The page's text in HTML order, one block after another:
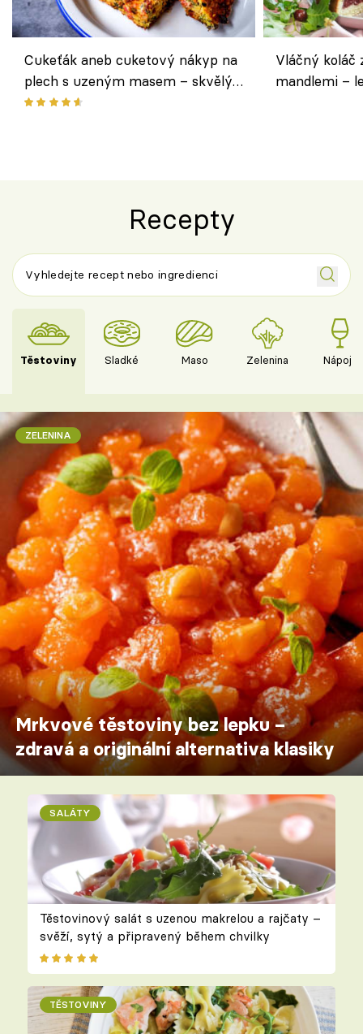
Cukeťák aneb cuketový nákyp na
plech s uzeným masem – skvělý
způsob, jak zpracovat přerostlé
Vláčný koláč
mandlemi –
Recepty
Těstoviny Sladké Maso Zelenina Nápoje
ZELENINA
Mrkvové těstoviny bez lepku –
zdravá a originální alternativa klasiky
SALÁTY
Těstovinový salát s uzenou makrelou a rajčaty –
svěží, sytý a připravený během chvilky
TĚSTOVINY